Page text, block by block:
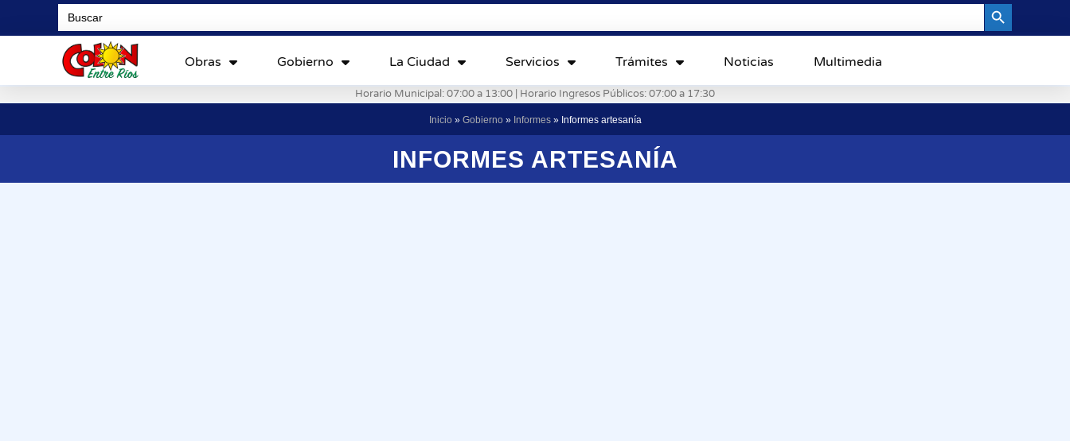
Search
for:
Obras Gobierno La Ciudad Servicios Trámites Noticias Multimedia
Horario Municipal: 07:00 a 13:00 | Horario Ingresos Públicos: 07:00 a 17:30
Inicio » Gobierno » Informes» Informes artesanía
INFORMES ARTESANÍA